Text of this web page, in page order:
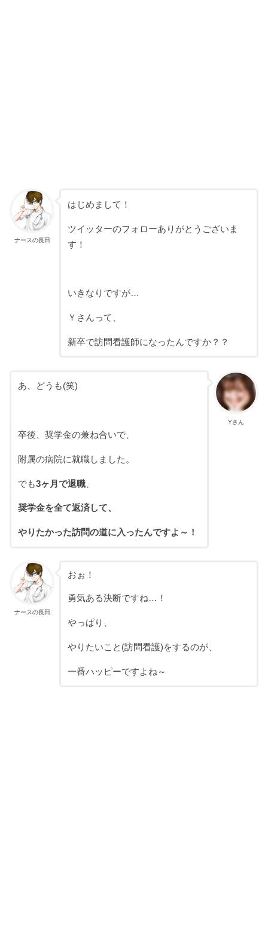
ナースの長田
はじめまして！
ツイッターのフォローありがとうございま
す！
いきなりですが…
Ｙさんって、
新卒で訪問看護師になったんですか？？
Yさん
あ、どうも(笑)
卒後、奨学金の兼ね合いで、
附属の病院に就職しました。
でも3ヶ月で退職、
奨学金を全て返済して、
やりたかった訪問の道に入ったんですよ～！
ナースの長田
おぉ！
勇気ある決断ですね…！
やっぱり、
やりたいこと(訪問看護)をするのが、
一番ハッピーですよね～